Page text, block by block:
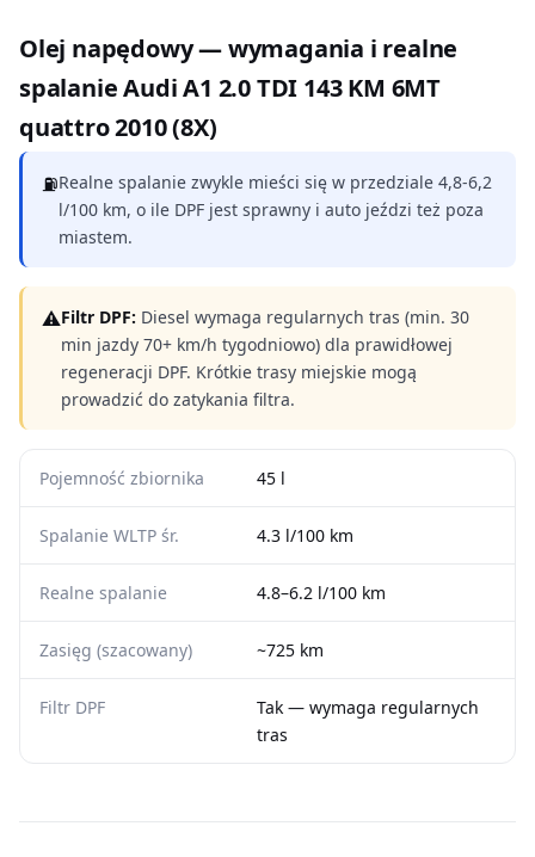
Olej napędowy — wymagania i realne
spalanie Audi A1 2.0 TDI 143 KM 6MT
quattro 2010 (8X)
⛽Realne spalanie zwykle mieści się w przedziale 4,8-6,2
l/100 km, o ile DPF jest sprawny i auto jeździ też poza
miastem.
⚠Filtr DPF: Diesel wymaga regularnych tras (min. 30
min jazdy 70+ km/h tygodniowo) dla prawidłowej
regeneracji DPF. Krótkie trasy miejskie mogą
prowadzić do zatykania filtra.
Pojemność zbiornika 45 l
Spalanie WLTP śr. 4.3 l/100 km
Realne spalanie 4.8–6.2 l/100 km
Zasięg (szacowany) ~725 km
Filtr DPF
Tak — wymaga regularnych
tras